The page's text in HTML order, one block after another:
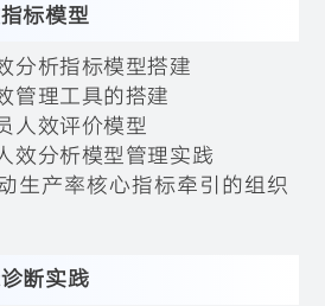
标模型
分析指标模型搭建
管理工具的搭建
人效评价模型
效分析模型管理实践
生产率核心指标牵引的组织
断实践